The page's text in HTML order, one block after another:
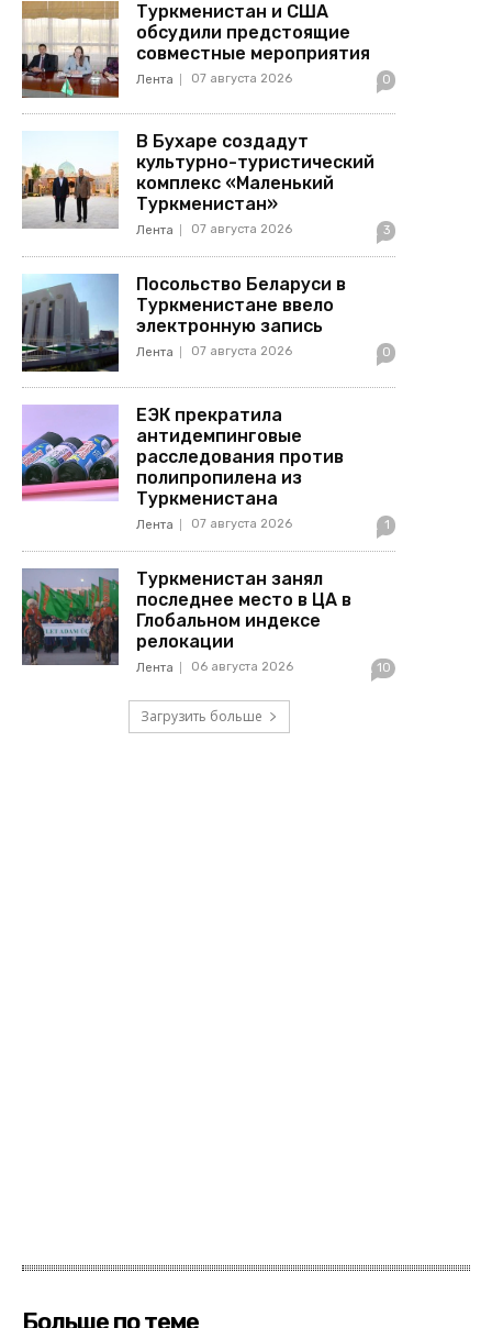
Туркменистан и США
обсудили предстоящие
совместные мероприятия
Лента 07 августа 2026 0
В Бухаре создадут
культурно-туристический
комплекс «Маленький
Туркменистан»
Лента 07 августа 2026 3
Посольство Беларуси в
Туркменистане ввело
электронную запись
Лента 07 августа 2026 0
ЕЭК прекратила
антидемпинговые
расследования против
полипропилена из
Туркменистана
Лента 07 августа 2026 1
Туркменистан занял
последнее место в ЦА в
Глобальном индексе
релокации
Лента 06 августа 2026 10
Загрузить больше
Больше по теме